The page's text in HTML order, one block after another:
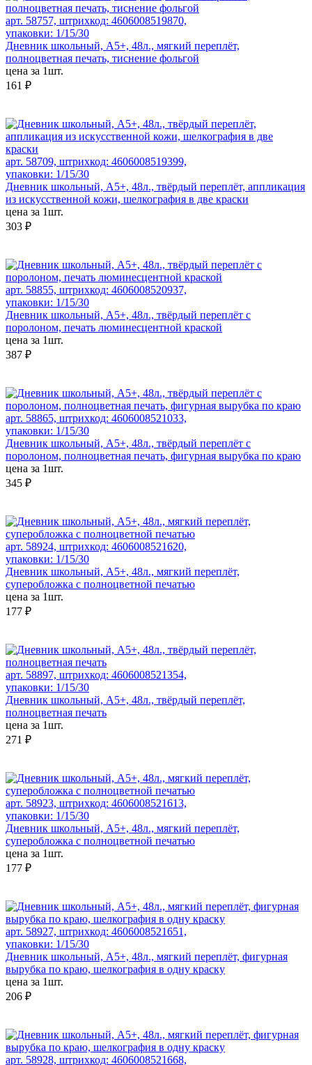
арт. 58757, штрихкод: 4606008519870,
упаковки: 1/15/30
Дневник школьный, А5+, 48л., мягкий переплёт,
полноцветная печать, тиснение фольгой
цена за 1шт.
161 ₽
арт. 58709, штрихкод: 4606008519399,
упаковки: 1/15/30
Дневник школьный, А5+, 48л., твёрдый переплёт, аппликация
из искусственной кожи, шелкография в две краски
цена за 1шт.
303 ₽
арт. 58855, штрихкод: 4606008520937,
упаковки: 1/15/30
Дневник школьный, А5+, 48л., твёрдый переплёт с
поролоном, печать люминесцентной краской
цена за 1шт.
387 ₽
арт. 58865, штрихкод: 4606008521033,
упаковки: 1/15/30
Дневник школьный, А5+, 48л., твёрдый переплёт с
поролоном, полноцветная печать, фигурная вырубка по краю
цена за 1шт.
345 ₽
арт. 58924, штрихкод: 4606008521620,
упаковки: 1/15/30
Дневник школьный, А5+, 48л., мягкий переплёт,
суперобложка с полноцветной печатью
цена за 1шт.
177 ₽
арт. 58897, штрихкод: 4606008521354,
упаковки: 1/15/30
Дневник школьный, А5+, 48л., твёрдый переплёт,
полноцветная печать
цена за 1шт.
271 ₽
арт. 58923, штрихкод: 4606008521613,
упаковки: 1/15/30
Дневник школьный, А5+, 48л., мягкий переплёт,
суперобложка с полноцветной печатью
цена за 1шт.
177 ₽
арт. 58927, штрихкод: 4606008521651,
упаковки: 1/15/30
Дневник школьный, А5+, 48л., мягкий переплёт, фигурная
вырубка по краю, шелкография в одну краску
цена за 1шт.
206 ₽
арт. 58928, штрихкод: 4606008521668,